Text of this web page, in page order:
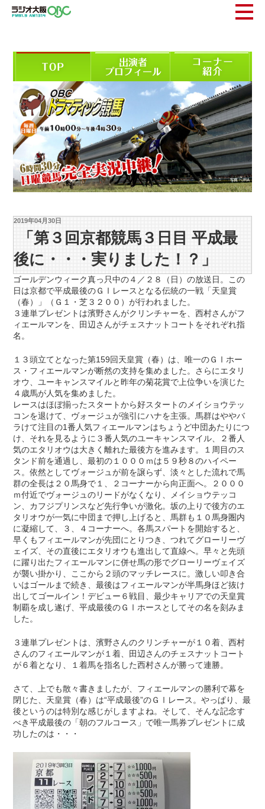
2019年04月30日
「第３回京都競馬３日目 平成最
後に・・・実りました！？」
ゴールデンウィーク真っ只中の４／２８（日）の放送日。この
日は京都で平成最後のＧⅠレースとなる伝統の一戦「天皇賞
（春）」（Ｇ１・芝３２００）が行われました。
３連単プレゼントは濱野さんがクリンチャーを、西村さんがフ
ィエールマンを、田辺さんがチェスナットコートをそれぞれ指
名。
１３頭立てとなった第159回天皇賞（春）は、唯一のＧⅠホー
ス・フィエールマンが断然の支持を集めました。さらにエタリ
オウ、ユーキャンスマイルと昨年の菊花賞で上位争いを演じた
４歳馬が人気を集めました。
レースはほぼ揃ったスタートから好スタートのメイショウテッ
コンを退けて、ヴォージュが強引にハナを主張。馬群はややバ
ラけて注目の1番人気フィエールマンはちょうど中団あたりにつ
け、それを見るように３番人気のユーキャンスマイル、２番人
気のエタリオウは大きく離れた最後方を進みます。１周目のス
タンド前を通過し、最初の１０００ｍは５９秒８のハイペー
ス。依然としてヴォージュが前を譲らず、淡々とした流れで馬
群の全長は２０馬身で１、２コーナーから向正面へ。２０００
ｍ付近でヴォージュのリードがなくなり、メイショウテッコ
ン、カフジプリンスなど先行争いが激化。坂の上りで後方のエ
タリオウが一気に中団まで押し上げると、馬群も１０馬身圏内
に凝縮して、３、４コーナーへ。各馬スパートを開始すると、
早くもフィエールマンが先団にとりつき、つれてグローリーヴ
ェイズ、その直後にエタリオウも進出して直線へ。早々と先頭
に躍り出たフィエールマンに併せ馬の形でグローリーヴェイズ
が襲い掛かり、ここから２頭のマッチレースに。激しい叩き合
いはゴールまで続き、最後はフィエールマンが半馬身ほど抜け
出してゴールイン！デビュー６戦目、最少キャリアでの天皇賞
制覇を成し遂げ、平成最後のＧⅠホースとしてその名を刻みま
した。
３連単プレゼントは、濱野さんのクリンチャーが１０着、西村
さんのフィエールマンが１着、田辺さんのチェスナットコート
が６着となり、１着馬を指名した西村さんが勝って連勝。
さて、上でも散々書きましたが、フィエールマンの勝利で幕を
閉じた、天皇賞（春）は“平成最後”のＧⅠレース。やっぱり、最
後というのは特別な感じがしますよね。そして、そんな記念す
べき平成最後の「朝のフルコース」で唯一馬券プレゼントに成
功したのは・・・